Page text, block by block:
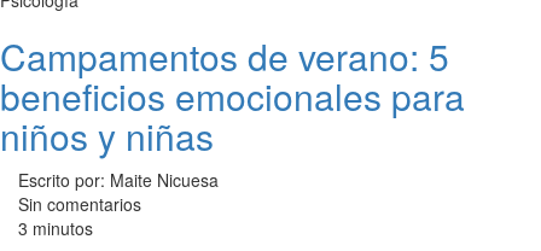
Campamentos de verano: 5
beneficios emocionales para
niños y niñas
Escrito por: Maite Nicuesa
Sin comentarios
3 minutos